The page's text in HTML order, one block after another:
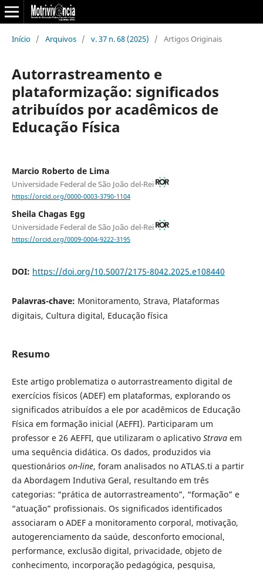
Início / Arquivos / v. 37 n. 68 (2025) / Artigos Originais
Autorrastreamento e
plataformização: significados
atribuídos por acadêmicos de
Educação Física
Marcio Roberto de Lima
Universidade Federal de São João del-Rei
https://orcid.org/0000-0003-3790-1104
Sheila Chagas Egg
Universidade Federal de São João del-Rei
https://orcid.org/0009-0004-9222-3195
DOI: https://doi.org/10.5007/2175-8042.2025.e108440
Palavras-chave: Monitoramento, Strava, Plataformas
digitais, Cultura digital, Educação física
Resumo
Este artigo problematiza o autorrastreamento digital de
exercícios físicos (ADEF) em plataformas, explorando os
significados atribuídos a ele por acadêmicos de Educação
Física em formação inicial (AEFFI). Participaram um
professor e 26 AEFFI, que utilizaram o aplicativo Stravaem
uma sequência didática. Os dados, produzidos via
questionários on-line, foram analisados no ATLAS.ti a partir
da Abordagem Indutiva Geral, resultando em três
categorias: “prática de autorrastreamento”, “formação” e
“atuação” profissionais. Os significados identificados
associaram o ADEF a monitoramento corporal, motivação,
autogerenciamento da saúde, desconforto emocional,
performance, exclusão digital, privacidade, objeto de
conhecimento, incorporação pedagógica, pesquisa,